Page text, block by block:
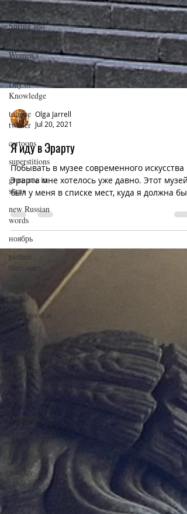
Easter
Spring and
Labor Day
Women's
Day
Day of
Knowledge
tongue
twister
cartoons
superstitions
grammar in
signs
new Russian
words
ноябрь
picture
dictionary
words
to be good at
cognates
Valentine's
weather
сентябрь
holiday
cards
Jul 20, 2021
Я иду в Эрарту
Побывать в музее современного искусства
Эрарта мне хотелось уже давно. Этот музей
был у меня в списке мест, куда я должна
сходить в...